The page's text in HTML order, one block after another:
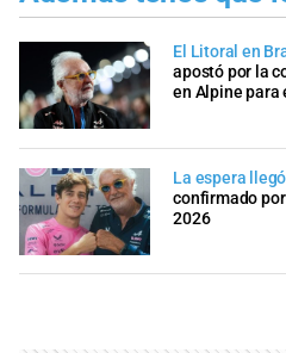
El Litoral en
apostó por la
en Alpine para
La espera
confirmado
2026